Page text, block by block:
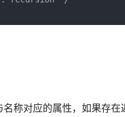
称对应的属性，如果存在